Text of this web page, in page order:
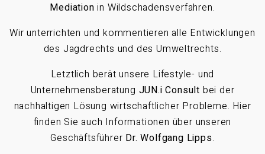
Mediation in Wildschadensverfahren.
Wir unterrichten und kommentieren alle Entwicklungen
des Jagdrechts und des Umweltrechts.
Letztlich berät unsere Lifestyle- und
Unternehmensberatung JUN.i Consult bei der
nachhaltigen Lösung wirtschaftlicher Probleme. Hier
finden Sie auch Informationen über unseren
Geschäftsführer Dr. Wolfgang Lipps.